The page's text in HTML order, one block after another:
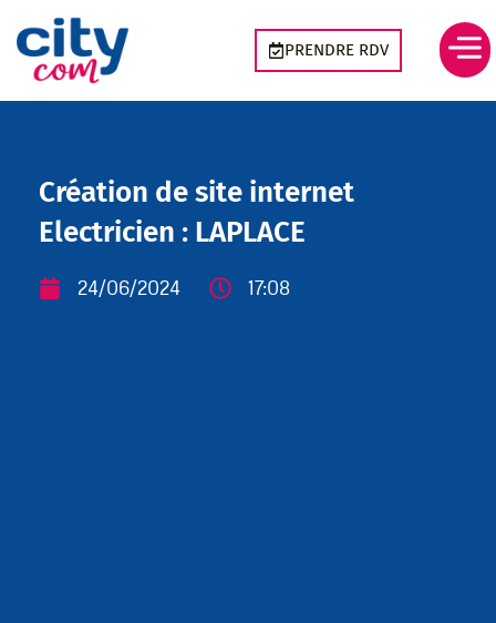
contenu
PRENDRE RDV
Création de site internet
Electricien : LAPLACE
24/06/2024 17:08
Panneau de gestion des cookies